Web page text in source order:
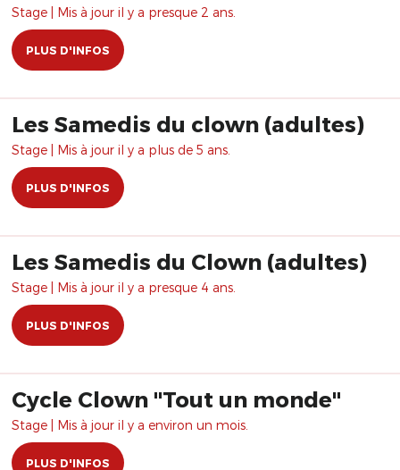
Stage | Mis à jour il y a presque 2 ans.
PLUS D'INFOS
Les Samedis du clown (adultes)
Stage | Mis à jour il y a plus de 5 ans.
PLUS D'INFOS
Les Samedis du Clown (adultes)
Stage | Mis à jour il y a presque 4 ans.
PLUS D'INFOS
Cycle Clown "Tout un monde"
Stage | Mis à jour il y a environ un mois.
PLUS D'INFOS